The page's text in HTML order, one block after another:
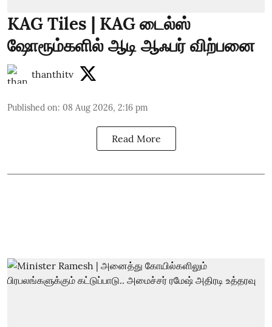
KAG Tiles | KAG டைல்ஸ்
ஷோரூம்களில் ஆடி ஆஃபர் விற்பனை
thanthitv
Published on: 08 Aug 2026, 2:16 pm
Read More